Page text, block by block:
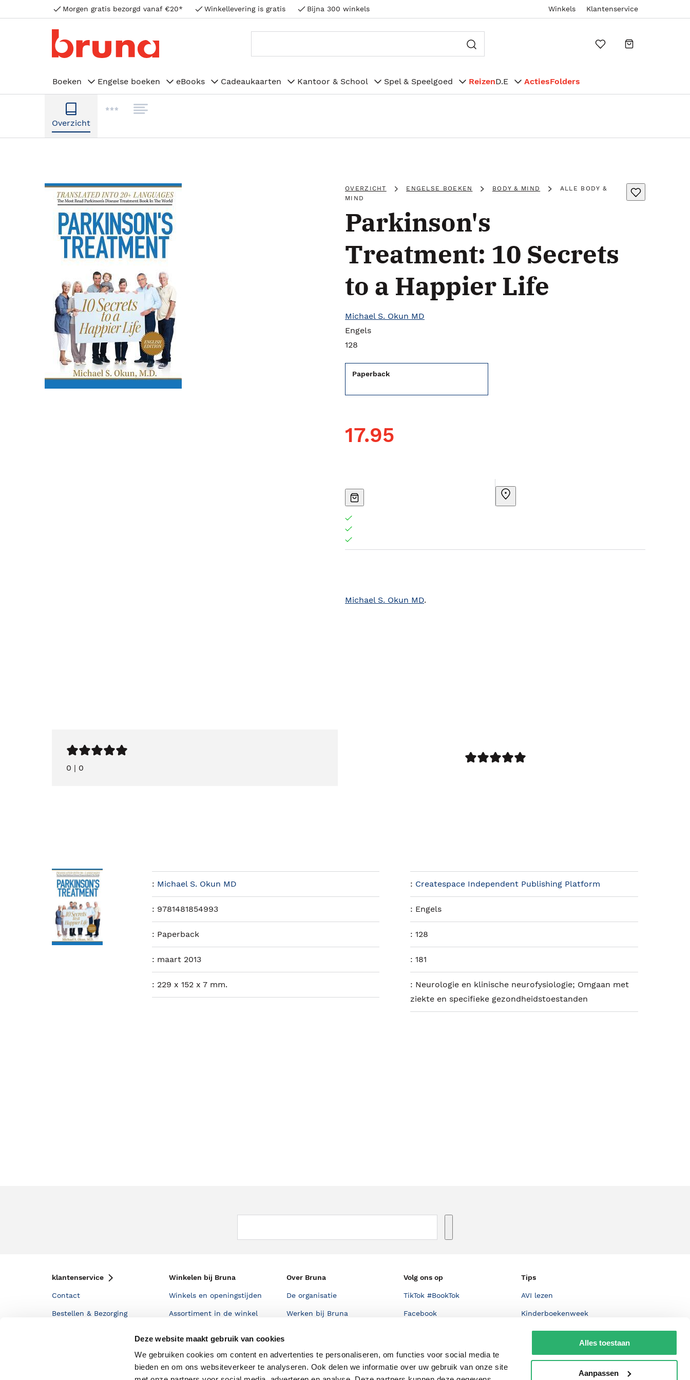
Deze website maakt gebruik van cookies
We gebruiken cookies om content en advertenties te personaliseren, om functies voor social media te
bieden en om ons websiteverkeer te analyseren. Ook delen we informatie over uw gebruik van onze site
Alles toestaan
Aanpassen
Morgen gratis bezorgd vanaf €20* Winkellevering is gratis Bijna 300 winkels Winkels Klantenservice
Boeken Engelse boeken eBooks Cadeaukaarten Kantoor & School Spel & Speelgoed ReizenD.E ActiesFolders
Overzicht
OVERZICHT ENGELSE BOEKEN BODY & MIND
ALLE BODY &
MIND
Parkinson's
Treatment: 10 Secrets
to a Happier Life
Michael S. Okun MD
Engels
128
Paperback
17.95
Michael S. Okun MD.
0 | 0
: Michael S. Okun MD : Createspace Independent Publishing Platform
: 9781481854993 : Engels
: Paperback :128
: maart 2013 :181
: 229 x 152 x 7 mm. : Neurologie en klinische neurofysiologie; Omgaan met
ziekte en specifieke gezondheidstoestanden
klantenservice
Contact
Bestellen & Bezorging
Winkelen bij Bruna
Winkels en openingstijden
Assortiment in de winkel
Staatsloterij
Over Bruna
De organisatie
Werken bij Bruna
Responsible Disclosure
Statement
Volg ons op
TikTok #BookTok
Facebook
Tips
AVI lezen
Kinderboekenweek
Boekenbon